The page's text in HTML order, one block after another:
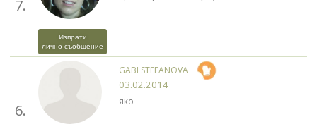
7.
Изпрати
лично съобщение
6.
GABI STEFANOVA
03.02.2014
яко